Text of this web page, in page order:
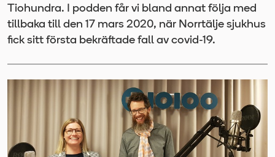
Tiohundra. I podden får vi bland annat följa med
tillbaka till den 17 mars 2020, när Norrtälje sjukhus
fick sitt första bekräftade fall av covid-19.